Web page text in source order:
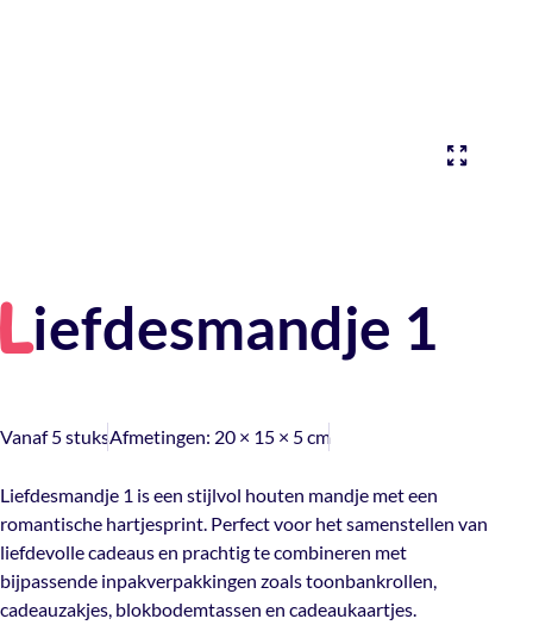
Liefdesmandje 1
Vanaf 5 stuksAfmetingen: 20 × 15 × 5 cm
Liefdesmandje 1 is een stijlvol houten mandje met een
romantische hartjesprint. Perfect voor het samenstellen van
liefdevolle cadeaus en prachtig te combineren met
bijpassende inpakverpakkingen zoals toonbankrollen,
cadeauzakjes, blokbodemtassen en cadeaukaartjes.